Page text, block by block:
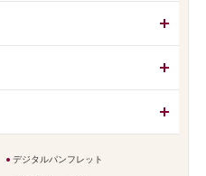
デジタルパンフレット